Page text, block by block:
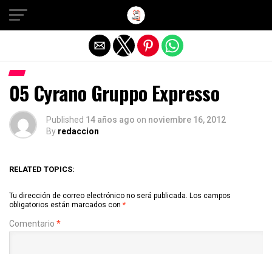
05 Cyrano Gruppo Expresso
Published 14 años ago on noviembre 16, 2012
By redaccion
RELATED TOPICS:
Tu dirección de correo electrónico no será publicada. Los campos
obligatorios están marcados con *
Comentario *
Salir de la versión móvil